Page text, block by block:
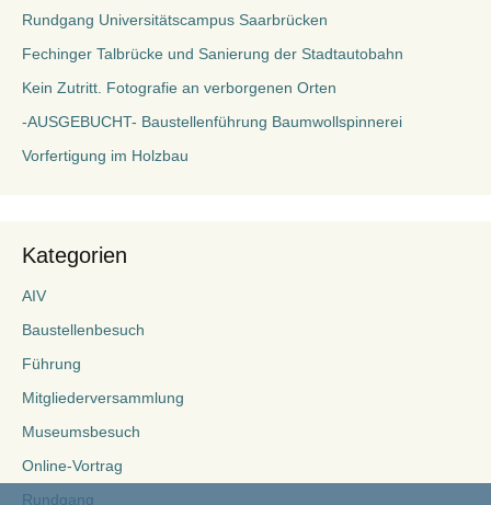
Rundgang Universitätscampus Saarbrücken
Fechinger Talbrücke und Sanierung der Stadtautobahn
Kein Zutritt. Fotografie an verborgenen Orten
-AUSGEBUCHT- Baustellenführung Baumwollspinnerei
Vorfertigung im Holzbau
Kategorien
AIV
Baustellenbesuch
Führung
Mitgliederversammlung
Museumsbesuch
Online-Vortrag
Rundgang